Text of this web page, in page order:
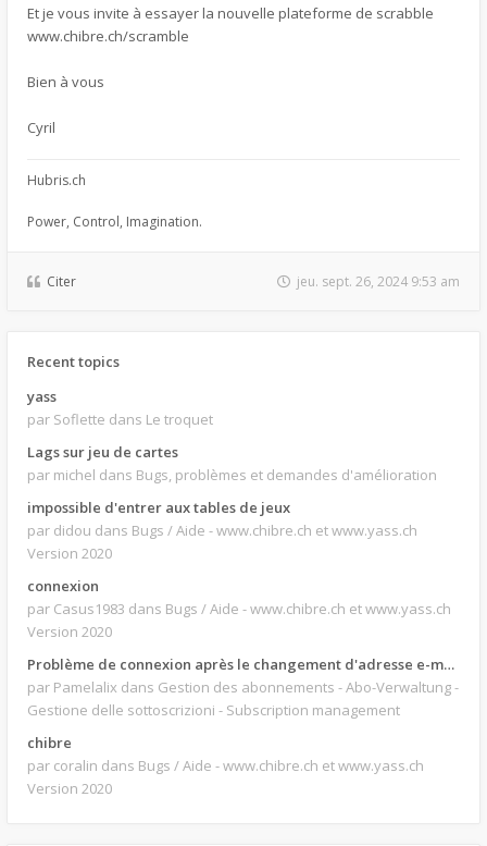
Et je vous invite à essayer la nouvelle plateforme de scrabble
www.chibre.ch/scramble
Bien à vous
Cyril
Hubris.ch
Power, Control, Imagination.
Citer jeu. sept. 26, 2024 9:53 am
Recent topics
yass
par Soflette dans Le troquet
Lags sur jeu de cartes
par michel dans Bugs, problèmes et demandes d'amélioration
impossible d'entrer aux tables de jeux
par didou dans Bugs / Aide - www.chibre.ch et www.yass.ch
Version 2020
connexion
par Casus1983 dans Bugs / Aide - www.chibre.ch et www.yass.ch
Version 2020
Problème de connexion après le changement d'adresse e-mail.
par Pamelalix dans Gestion des abonnements - Abo-Verwaltung -
Gestione delle sottoscrizioni - Subscription management
chibre
par coralin dans Bugs / Aide - www.chibre.ch et www.yass.ch
Version 2020